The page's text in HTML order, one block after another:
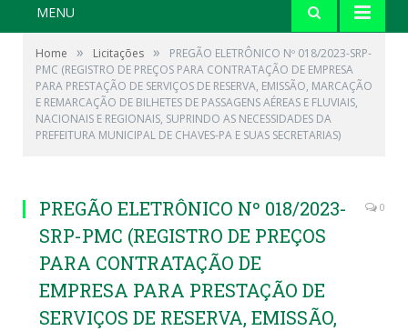
MENU
Home » Licitações »
PREGÃO ELETRÔNICO Nº 018/2023-SRP-
PMC (REGISTRO DE PREÇOS PARA CONTRATAÇÃO DE EMPRESA
PARA PRESTAÇÃO DE SERVIÇOS DE RESERVA, EMISSÃO, MARCAÇÃO
E REMARCAÇÃO DE BILHETES DE PASSAGENS AÉREAS E FLUVIAIS,
NACIONAIS E REGIONAIS, SUPRINDO AS NECESSIDADES DA
PREFEITURA MUNICIPAL DE CHAVES-PA E SUAS SECRETARIAS)
PREGÃO ELETRÔNICO Nº 018/2023-
SRP-PMC (REGISTRO DE PREÇOS
PARA CONTRATAÇÃO DE
EMPRESA PARA PRESTAÇÃO DE
SERVIÇOS DE RESERVA, EMISSÃO,
0